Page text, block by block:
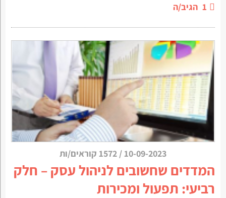
1 הגיב/ה
10-09-2023
/ 1572 קוראים/ות
המדדים שחשובים לניהול עסק – חלק
רביעי: תפעול ומכירות